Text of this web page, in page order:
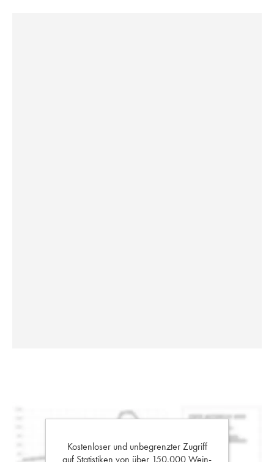
Kostenloser und unbegrenzter Zugriff
auf Statistiken von über 150.000 Wein-